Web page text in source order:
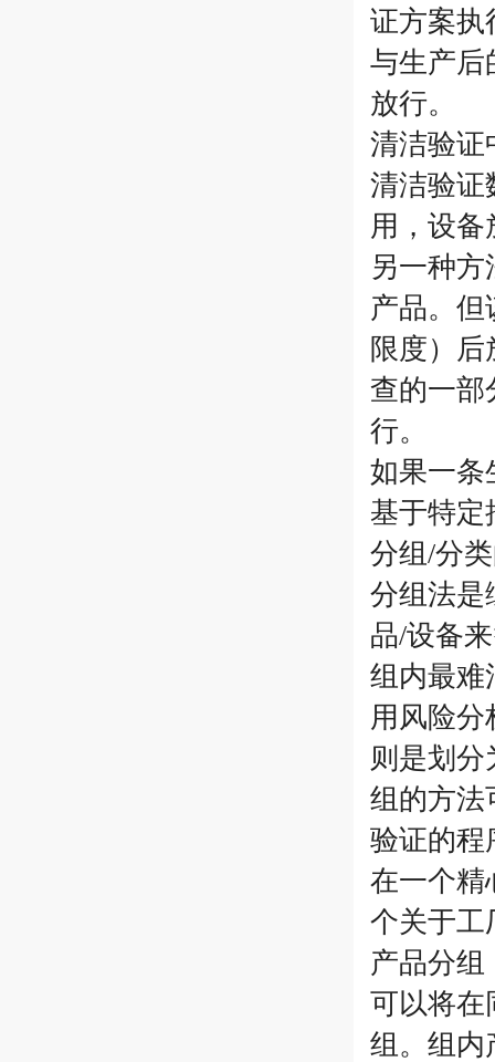
证方案执
与生产后
放行。
清洁验证
清洁验证
用，设
另一种
产品。
限度）
查的一部
行。
如果一条
基于特定
分组/分
分组法是
品/设备
组内最难
用风险
则是划
组的方法
验证的程
在一个精
个关于工
产品分组
可以将在
组。组内